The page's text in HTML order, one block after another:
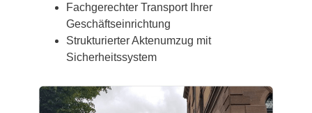
Fachgerechter Transport Ihrer
Geschäftseinrichtung
Strukturierter Aktenumzug mit
Sicherheitssystem